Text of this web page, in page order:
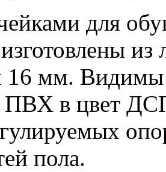
для
мм. Видимы
ПВХ в цвет
пола.